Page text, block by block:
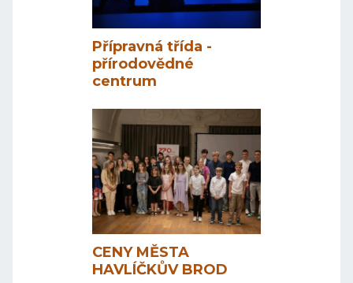
Přípravná třída -
přírodovědné
centrum
CENY MĚSTA
HAVLÍČKŮV BROD